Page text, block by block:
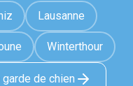
Lausanne
Winterthour
de chien